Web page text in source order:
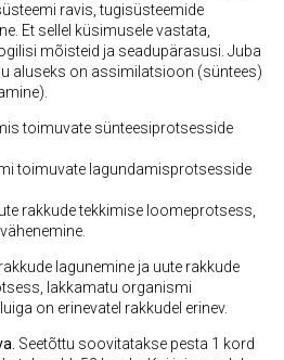
ravis, tugisüsteemide
Et sellel küsimusele vastata,
mõisteid ja seadupärasusi. Juba
aluseks on assimilatsioon (süntees)
toimuvate sünteesiprotsesside
toimuvate lagundamisprotsesside
rakkude tekkimise loomeprotsess,
lagunemine ja uute rakkude
lakkamatu organismi
on erinevatel rakkudel erinev.
Seetõttu soovitatakse pesta 1 kord